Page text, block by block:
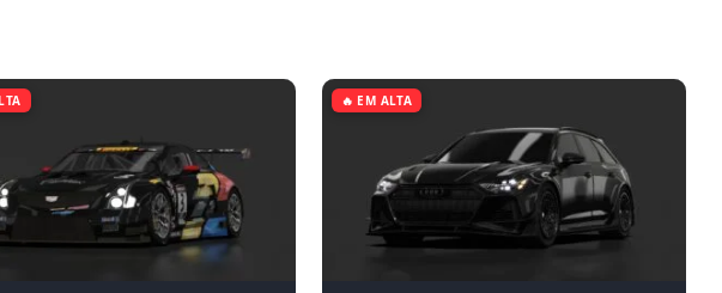
🔥 EM ALTA